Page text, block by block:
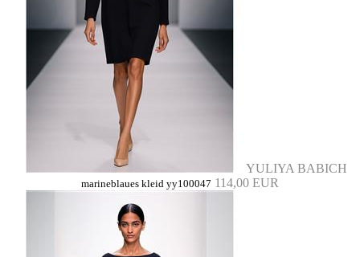
YULIYA BABICH
marineblaues kleid yy100047 114,00 EUR